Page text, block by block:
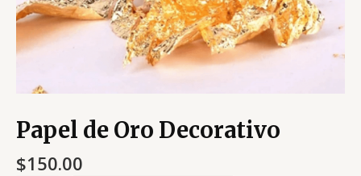
Papel de Oro Decorativo
$150.00